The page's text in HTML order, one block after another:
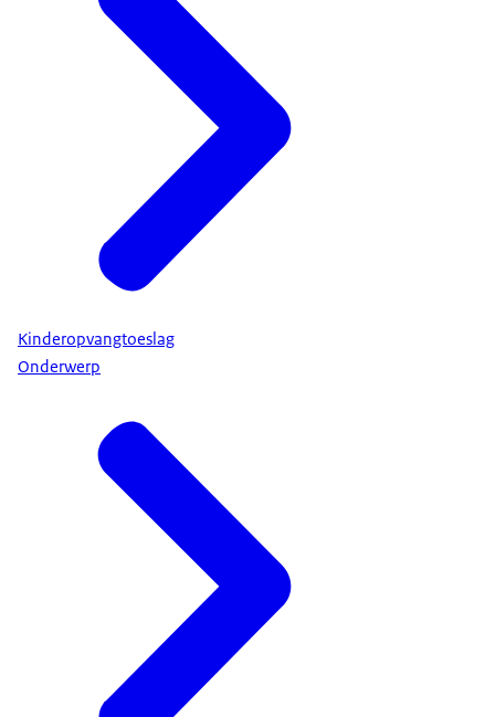
Kinderopvangtoeslag
Onderwerp